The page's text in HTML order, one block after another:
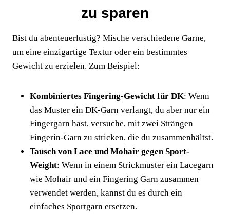
zu sparen
Bist du abenteuerlustig? Mische verschiedene Garne,
um eine einzigartige Textur oder ein bestimmtes
Gewicht zu erzielen. Zum Beispiel:
Kombiniertes Fingering-Gewicht für DK: Wenn
das Muster ein DK-Garn verlangt, du aber nur ein
Fingergarn hast, versuche, mit zwei Strängen
Fingerin-Garn zu stricken, die du zusammenhältst.
Tausch von Lace und Mohair gegen Sport-
Weight: Wenn in einem Strickmuster ein Lacegarn
wie Mohair und ein Fingering Garn zusammen
verwendet werden, kannst du es durch ein
einfaches Sportgarn ersetzen.